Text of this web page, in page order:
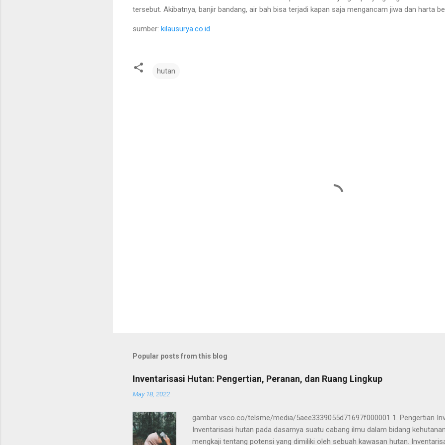
tersebut. Akibatnya, banjir bandang, air bah bisa terjadi kapan saja mengancam jiwa dan harta
sumber: kilausurya.co.id
hutan
Popular posts from this blog
Inventarisasi Hutan: Pengertian, Peranan, dan Ruang Lingkup
May 18, 2022
gambar vsco.co/telsme/media/5aee3339055d71697f000001 1. Pengertian
Inventarisasi hutan pada dasarnya suatu cabang ilmu dalam bidang
mengkaji tentang potensi yang dimiliki oleh sebuah kawasan hutan.